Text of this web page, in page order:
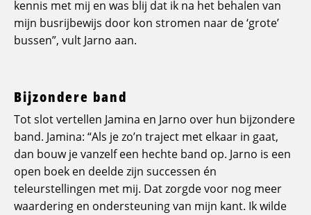
kennis met mij en was blij dat ik na het behalen van
mijn busrijbewijs door kon stromen naar de ‘grote’
bussen”, vult Jarno aan.
Bijzondere band
Tot slot vertellen Jamina en Jarno over hun bijzondere
band. Jamina: “Als je zo’n traject met elkaar in gaat,
dan bouw je vanzelf een hechte band op. Jarno is een
open boek en deelde zijn successen én
teleurstellingen met mij. Dat zorgde voor nog meer
waardering en ondersteuning van mijn kant. Ik wilde